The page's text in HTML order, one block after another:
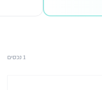
1נכסים